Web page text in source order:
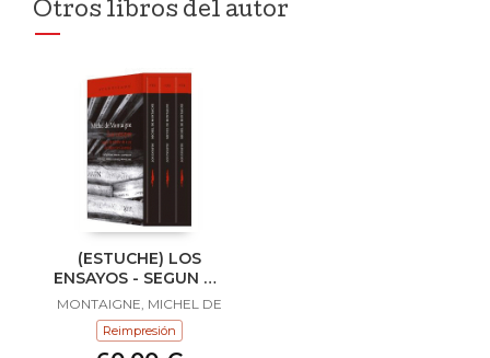
Otros libros del autor
(ESTUCHE) LOS
ENSAYOS - SEGUN LA
EDICION DE 1595 D
MONTAIGNE, MICHEL DE
Reimpresión